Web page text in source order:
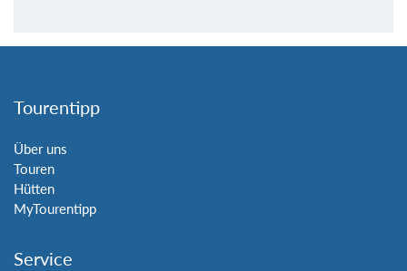
Tourentipp
Über uns
Touren
Hütten
MyTourentipp
Service